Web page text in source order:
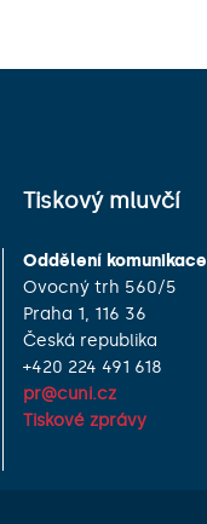
Tiskový mluvčí
Oddělení komunikace
Ovocný trh 560/5
Praha 1, 116 36
Česká republika
+420 224 491 618
pr@cuni.cz
Tiskové zprávy